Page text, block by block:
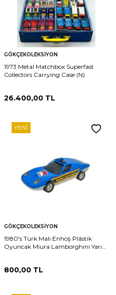
GÖKÇEKOLEKSIYON
1973 Metal Matchbox Superfast
Collectors Carrying Case (N)
26.400,00 TL
YENI
GÖKÇEKOLEKSIYON
1980's Türk Malı Enhoş Plâstik
Oyuncak Miura Lamborghini Yarış
800,00 TL